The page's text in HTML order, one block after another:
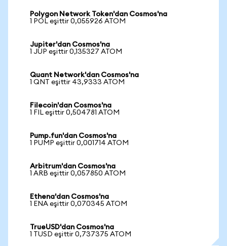
Polygon Network Token'dan Cosmos'na
1 POL eşittir 0,055926 ATOM
Jupiter'dan Cosmos'na
1 JUP eşittir 0,135327 ATOM
Quant Network'dan Cosmos'na
1 QNT eşittir 43,9333 ATOM
Filecoin'dan Cosmos'na
1 FIL eşittir 0,504781 ATOM
Pump.fun'dan Cosmos'na
1 PUMP eşittir 0,001714 ATOM
Arbitrum'dan Cosmos'na
1 ARB eşittir 0,057850 ATOM
Ethena'dan Cosmos'na
1 ENA eşittir 0,070345 ATOM
TrueUSD'dan Cosmos'na
1 TUSD eşittir 0,737375 ATOM